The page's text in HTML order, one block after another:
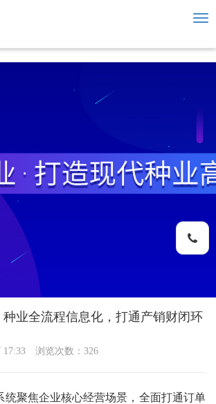
手机
业全流程信息化，打通产销财闭环
17:33 浏览次数：326
统聚焦企业核心经营场景，全面打通订单